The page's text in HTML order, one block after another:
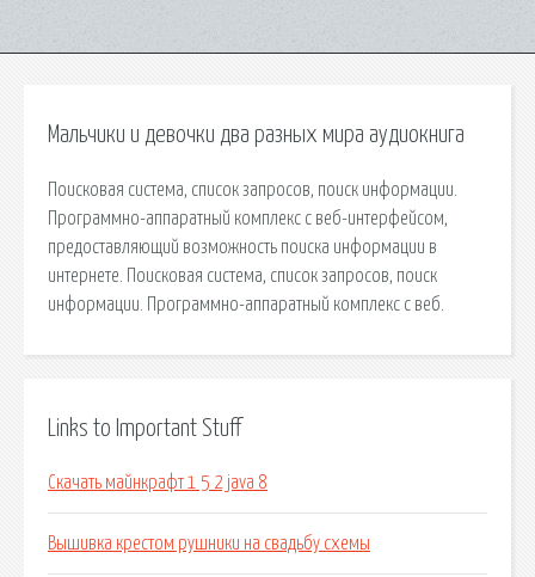
Мальчики и девочки два разных мира аудиокнига
Поисковая сиcтема, список запросов, поиск информации.
Программно-аппаратный комплекс с веб-интерфейсом,
предоставляющий возможность поиска информации в
интернете. Поисковая сиcтема, список запросов, поиск
информации. Программно-аппаратный комплекс с веб.
Links to Important Stuff
Скачать майнкрафт 1 5 2 java 8
Вышивка крестом рушники на свадьбу схемы